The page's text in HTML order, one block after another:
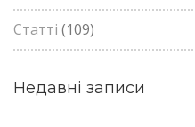
Статті (109)
Недавні записи